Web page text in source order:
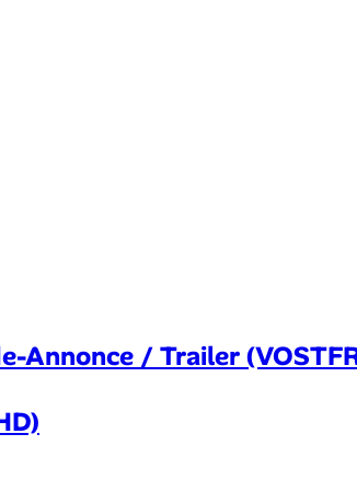
Annonce / Trailer